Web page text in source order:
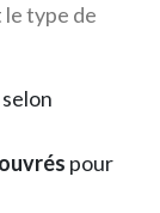
le type de
selon
pour